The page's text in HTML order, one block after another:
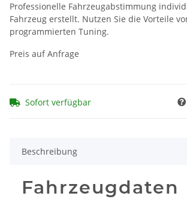
Professionelle Fahrzeugabstimmung
Fahrzeug erstellt. Nutzen Sie die Vorteile
programmierten Tuning.
Preis auf Anfrage
Sofort verfügbar
Beschreibung
Fahrzeugdaten